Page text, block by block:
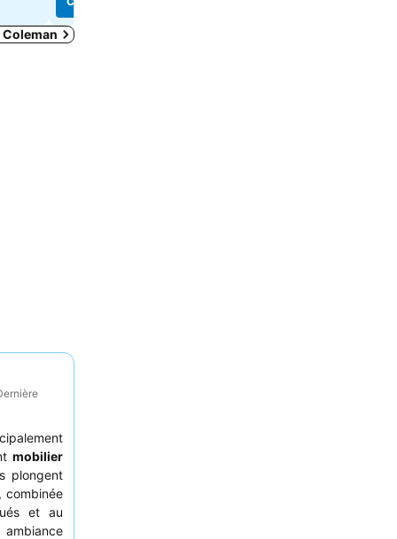
mobilier
plongent
combinée
et au